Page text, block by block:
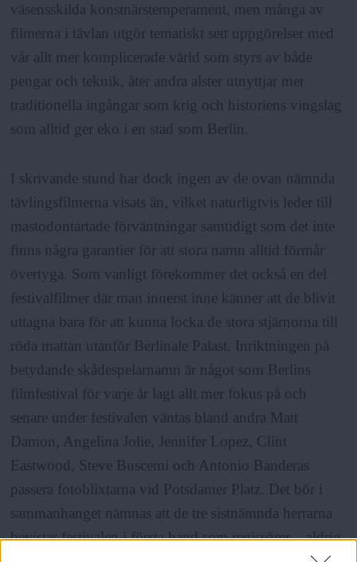
väsensskilda konstnärstemperament, men många av
filmerna i tävlan utgör tematiskt sett uppgörelser med
vår allt mer komplicerade värld som styrs av både
pengar och teknik, åter andra alster utnyttjar mer
traditionella ingångar som krig och historiens vingslag
som alltid ger eko i en stad som Berlin.
I skrivande stund har dock ingen av de ovan nämnda
tävlingsfilmerna visats än, vilket naturligtvis leder till
mastodontartade förväntningar samtidigt som det inte
finns några garantier för att stora namn alltid förmår
övertyga. Som vanligt förekommer det också en del
festivalfilmer där man innerst inne känner att de blivit
uttagna bara för att kunna locka de stora stjärnorna till
röda mattan utanför Berlinale Palast. Inriktningen på
betydande skådespelarnamn är något som Berlins
filmfestival för varje år lagt allt mer fokus på och
senare under festivalen väntas bland andra Matt
Damon, Angelina Jolie, Jennifer Lopez, Clint
Eastwood, Steve Buscemi och Antonio Banderas
passera fotoblixtarna vid Potsdamer Platz. Det bör i
sammanhanget nämnas att de tre sistnämnda herrarna
bevistar festivalen i första hand som regissörer – aldrig